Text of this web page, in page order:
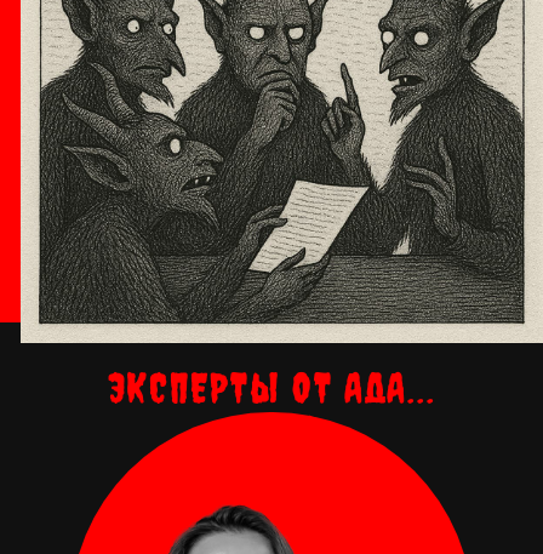
ЭКСПЕРТЫ ОТ АДА...